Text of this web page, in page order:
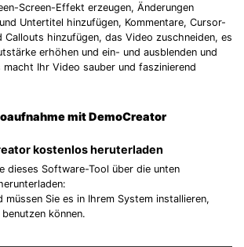
Screen-Effekt erzeugen, Änderungen
Untertitel hinzufügen, Kommentare, Cursor-
Callouts hinzufügen, das Video zuschneiden, es
erhöhen und ein- und ausblenden und
macht Ihr Video sauber und faszinierend
mit DemoCreator
kostenlos heruterladen
dieses Software-Tool über die unten
müssen Sie es in Ihrem System installieren,
können.